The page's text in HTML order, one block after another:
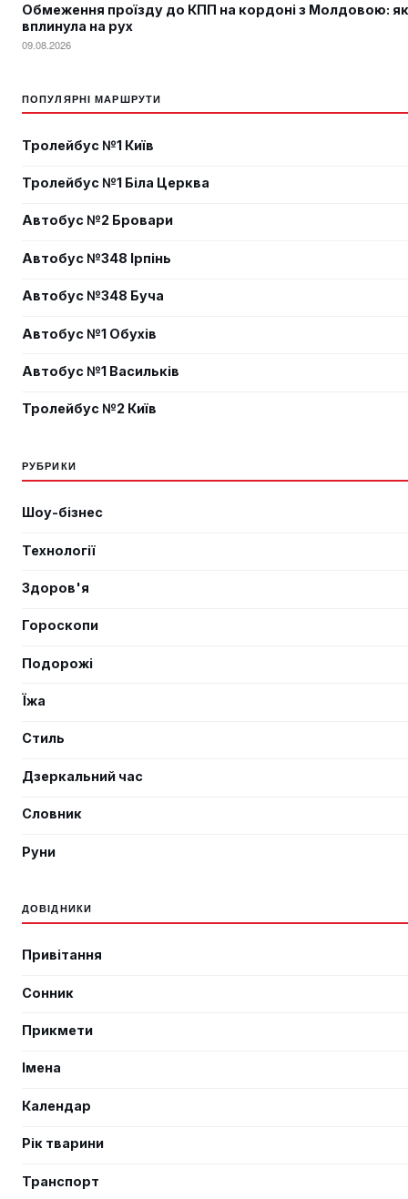
Обмеження проїзду до КПП на кордоні з Молдовою:
вплинула на рух
09.08.2026
ПОПУЛЯРНІ МАРШРУТИ
Тролейбус №1 Київ
Тролейбус №1 Біла Церква
Автобус №2 Бровари
Автобус №348 Ірпінь
Автобус №348 Буча
Автобус №1 Обухів
Автобус №1 Васильків
Тролейбус №2 Київ
РУБРИКИ
Шоу-бізнес
Технології
Здоров'я
Гороскопи
Подорожі
Їжа
Стиль
Дзеркальний час
Словник
Руни
ДОВІДНИКИ
Привітання
Сонник
Прикмети
Імена
Календар
Рік тварини
Транспорт